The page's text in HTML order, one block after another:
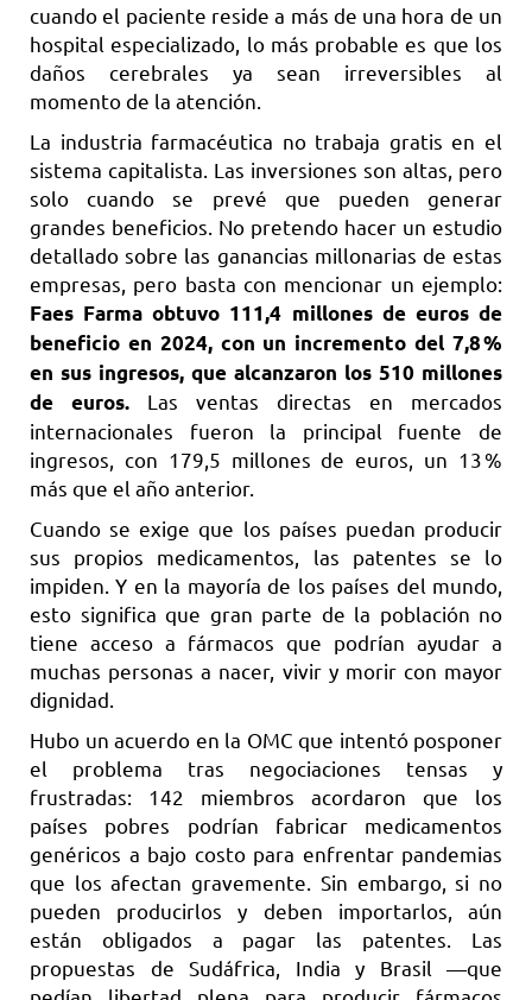
cuando el paciente reside a más de una hora de un
hospital especializado, lo más probable es que los
daños cerebrales ya sean irreversibles al
momento de la atención.
La industria farmacéutica no trabaja gratis en el
sistema capitalista. Las inversiones son altas, pero
solo cuando se prevé que pueden generar
grandes beneficios. No pretendo hacer un estudio
detallado sobre las ganancias millonarias de estas
empresas, pero basta con mencionar un ejemplo:
Faes Farma obtuvo 111,4 millones de euros de
beneficio en 2024, con un incremento del 7,8 %
en sus ingresos, que alcanzaron los 510 millones
de euros. Las ventas directas en mercados
internacionales fueron la principal fuente de
ingresos, con 179,5 millones de euros, un 13 %
más que el año anterior.
Cuando se exige que los países puedan producir
sus propios medicamentos, las patentes se lo
impiden. Y en la mayoría de los países del mundo,
esto significa que gran parte de la población no
tiene acceso a fármacos que podrían ayudar a
muchas personas a nacer, vivir y morir con mayor
dignidad.
Hubo un acuerdo en la OMC que intentó posponer
el problema tras negociaciones tensas y
frustradas: 142 miembros acordaron que los
países pobres podrían fabricar medicamentos
genéricos a bajo costo para enfrentar pandemias
que los afectan gravemente. Sin embargo, si no
pueden producirlos y deben importarlos, aún
están obligados a pagar las patentes. Las
propuestas de Sudáfrica, India y Brasil —que